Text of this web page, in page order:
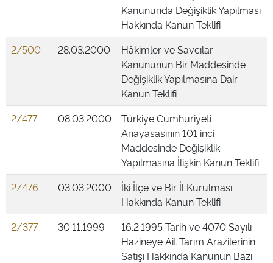
Kanununda Değişiklik Yapılması
Hakkında Kanun Teklifi
2/500
28.03.2000
Hâkimler ve Savcılar
Kanununun Bir Maddesinde
Değişiklik Yapılmasına Dair
Kanun Teklifi
2/477
08.03.2000
Türkiye Cumhuriyeti
Anayasasının 101 inci
Maddesinde Değişiklik
Yapılmasına İlişkin Kanun Teklifi
2/476
03.03.2000
İki İlçe ve Bir İl Kurulması
Hakkında Kanun Teklifi
2/377
30.11.1999
16.2.1995 Tarih ve 4070 Sayılı
Hazineye Ait Tarım Arazilerinin
Satışı Hakkında Kanunun Bazı